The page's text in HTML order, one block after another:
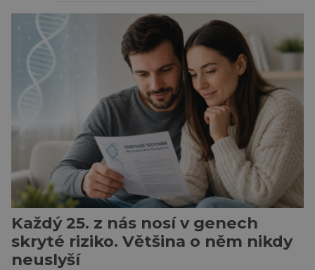
obtíže byly dlouhou dobu připisovány
nedostatku spánku a stresu při péči o
novorozence. Nyní se však ukazuje, že za tím
stojí změny v mozku vyvolané těhotenstvím!
Poporodní mozková mlha, v angličtině […]
Každý 25. z nás nosí v genech
skryté riziko. Většina o něm nikdy
neuslyší